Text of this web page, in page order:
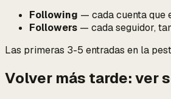
Following — cada cuenta que
Followers — cada seguidor,
Las primeras 3-5 entradas en la
Volver más tarde: ver